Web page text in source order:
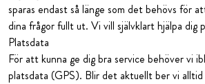
sparas endast så länge som det behövs för
dina frågor fullt ut. Vi vill självklart hjälpa dig
Platsdata
För att kunna ge dig bra service behöver vi
platsdata (GPS). Blir det aktuellt ber vi